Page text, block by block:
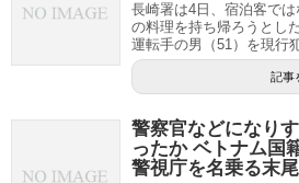
長崎署は4日、宿泊客で
の料理を持ち帰ろうとし
運転手の男（51）を現行
記事
警察官などになり
ったか ベトナム国
警視庁を名乗る末